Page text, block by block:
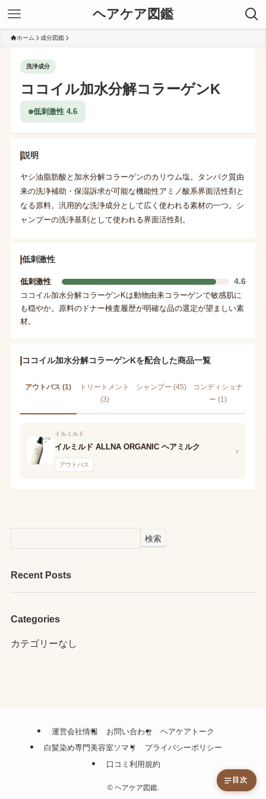
ヘアケア図鑑
ホーム 成分図鑑
洗浄成分
ココイル加水分解コラーゲンK
低刺激性 4.6
説明
ヤシ油脂肪酸と加水分解コラーゲンのカリウム塩。タンパク質由
来の洗浄補助・保湿訴求が可能な機能性アミノ酸系界面活性剤と
なる原料。汎用的な洗浄成分として広く使われる素材の一つ。シ
ャンプーの洗浄基剤として使われる界面活性剤。
低刺激性
低刺激性 4.6
ココイル加水分解コラーゲンKは動物由来コラーゲンで敏感肌に
も穏やか。原料のドナー検査履歴が明確な品の選定が望ましい素
材。
ココイル加水分解コラーゲンKを配合した商品一覧
アウトバス (1)
トリートメント
(3)
シャンプー (45)
コンディショナ
ー (1)
イルミルド
イルミルド ALLNA ORGANIC ヘアミルク
アウトバス
›
検索
Recent Posts
Categories
カテゴリーなし
運営会社情報 お問い合わせ
ヘアケアトーク
白髪染め専門美容室ソマリ
プライバシーポリシー
口コミ利用規約
©ヘアケア図鑑.
目次